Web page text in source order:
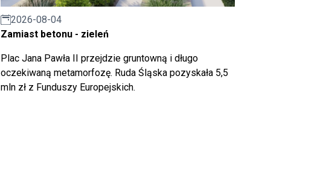
2026-08-04
Zamiast betonu - zieleń
Plac Jana Pawła II przejdzie gruntowną i długo
oczekiwaną metamorfozę. Ruda Śląska pozyskała 5,5
mln zł z Funduszy Europejskich.